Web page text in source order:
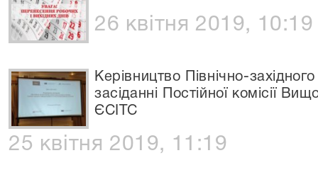
26 квітня 2019, 10:19
Керівництво Північно-
засіданні Постійної комісії
ЄСІТС
25 квітня 2019, 11:19